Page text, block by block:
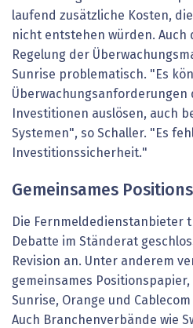
laufend zusätzliche Kosten,
nicht entstehen würden. Auch
Regelung der
Sunrise problematisch. "Es
Überwachungsanforderungen
Investitionen auslösen, auch
Systemen", so Schaller. "Es
Investitionssicherheit."
Gemeinsames
Die Fernmeldedienstanbieter
Debatte im Ständerat
Revision an. Unter anderem
gemeinsames Positionspapier,
Sunrise, Orange und
Auch Branchenverbände wie